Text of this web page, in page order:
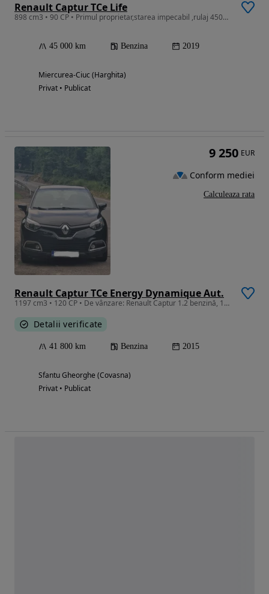
Renault Captur TCe Life
898 cm3 • 90 CP • Primul proprietar,starea impecabil ,rulaj 45000,revizia la zi.
45 000 km Benzina 2019
Miercurea-Ciuc (Harghita)
Privat • Publicat
Renault Captur TCe Energy Dynamique Aut.
1197 cm3 • 120 CP • De vânzare: Renault Captur 1.2 benzină, 120 CP, 2015 Mașină înmatricul
Detalii verificate
41 800 km Benzina 2015
Sfantu Gheorghe (Covasna)
Privat • Publicat
9 250 EUR
Conform mediei
Calculeaza rata